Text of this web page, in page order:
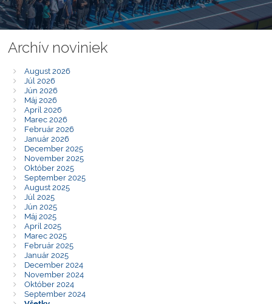
Archív noviniek
August 2026
Júl 2026
Jún 2026
Máj 2026
Apríl 2026
Marec 2026
Február 2026
Január 2026
December 2025
November 2025
Október 2025
September 2025
August 2025
Júl 2025
Jún 2025
Máj 2025
Apríl 2025
Marec 2025
Február 2025
Január 2025
December 2024
November 2024
Október 2024
September 2024